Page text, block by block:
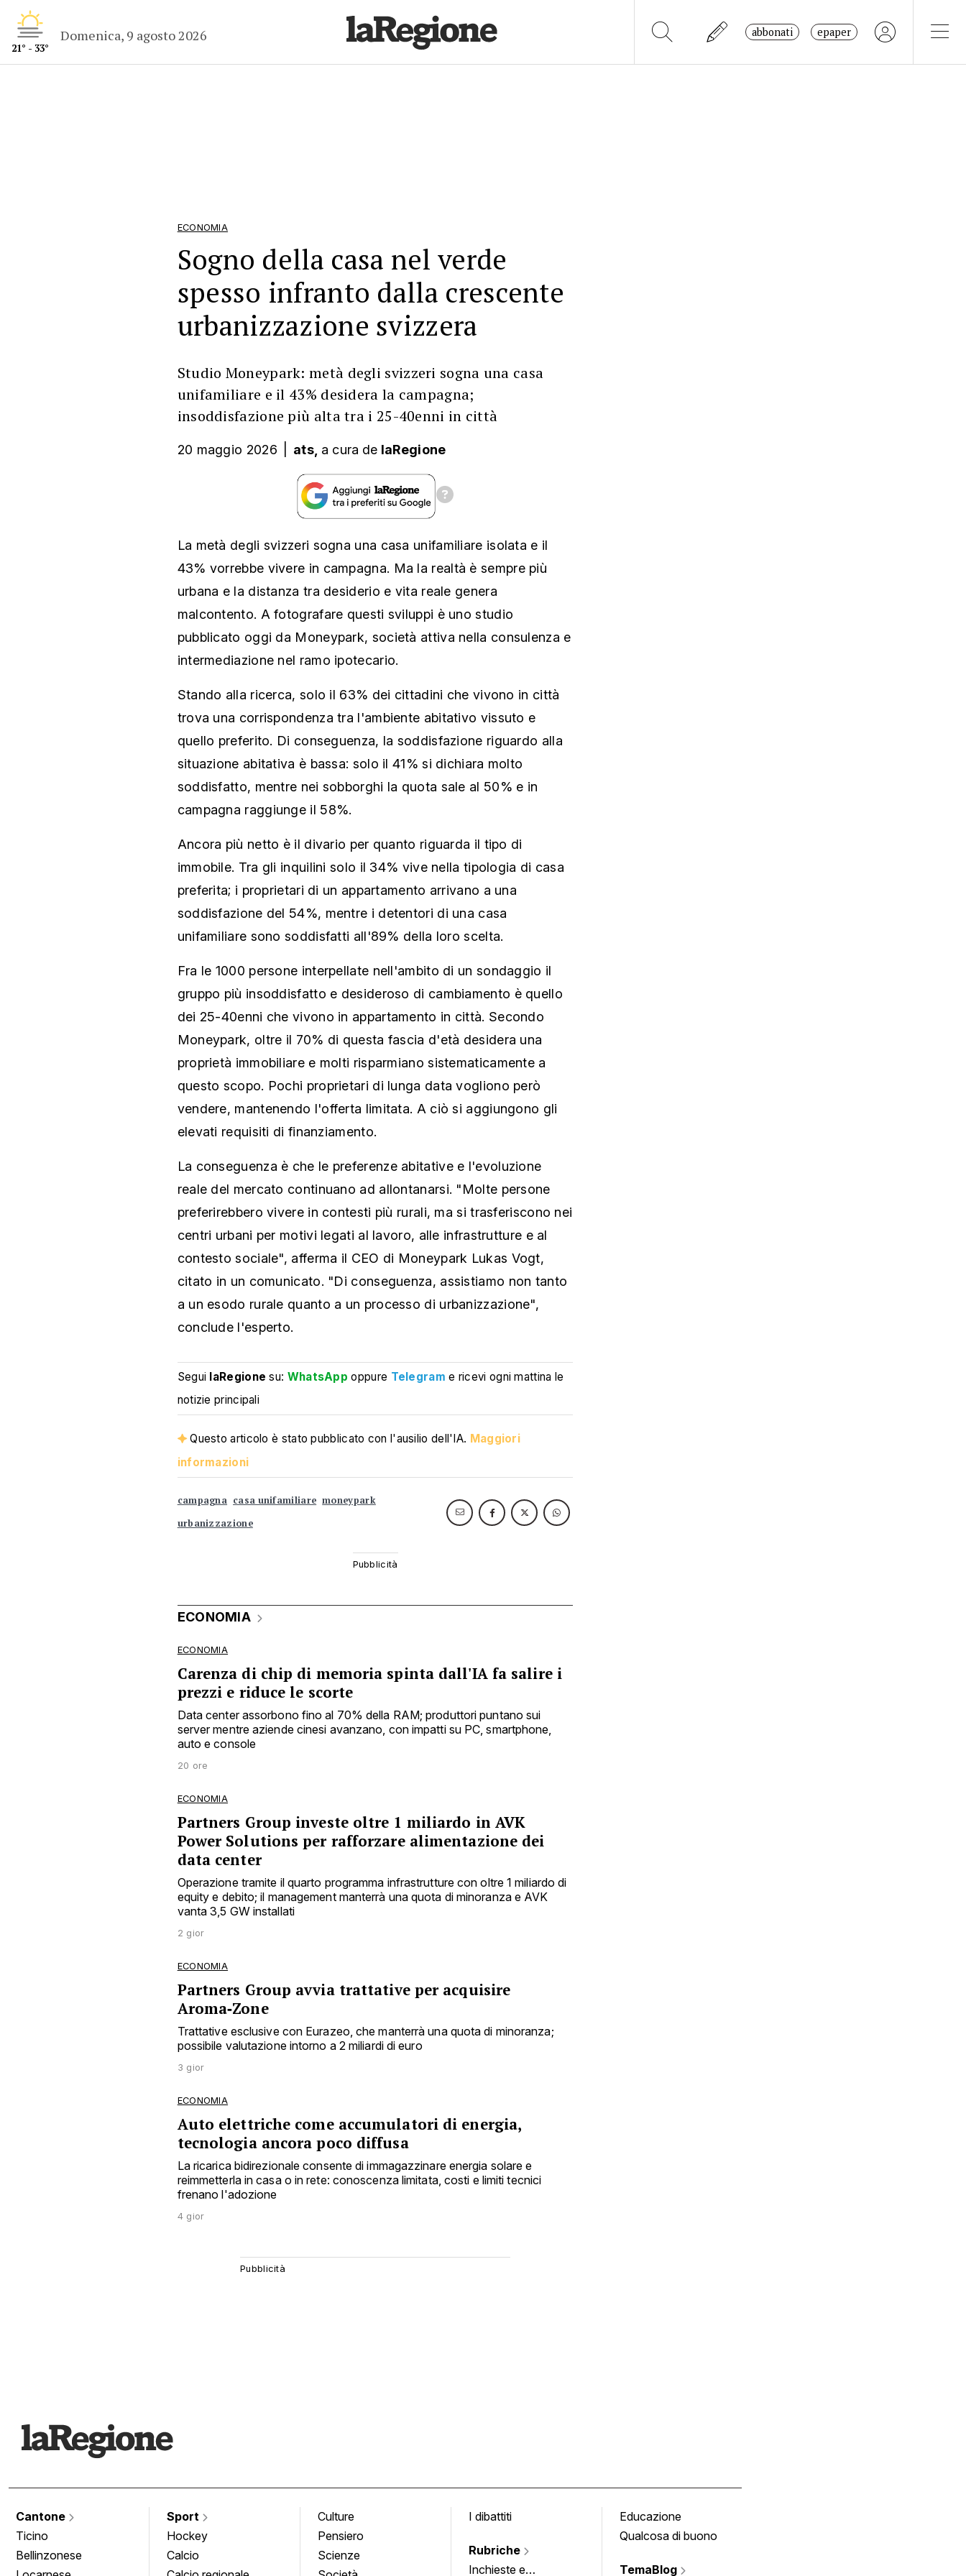
21° - 33°
Domenica, 9 agosto 2026 abbonati epaper
ECONOMIA
Sogno della casa nel verde
spesso infranto dalla crescente
urbanizzazione svizzera
Studio Moneypark: metà degli svizzeri sogna una casa
unifamiliare e il 43% desidera la campagna;
insoddisfazione più alta tra i 25-40enni in città
20 maggio 2026 | ats, a cura de laRegione
La metà degli svizzeri sogna una casa unifamiliare isolata e il
43% vorrebbe vivere in campagna. Ma la realtà è sempre più
urbana e la distanza tra desiderio e vita reale genera
malcontento. A fotografare questi sviluppi è uno studio
pubblicato oggi da Moneypark, società attiva nella consulenza e
intermediazione nel ramo ipotecario.
Stando alla ricerca, solo il 63% dei cittadini che vivono in città
trova una corrispondenza tra l'ambiente abitativo vissuto e
quello preferito. Di conseguenza, la soddisfazione riguardo alla
situazione abitativa è bassa: solo il 41% si dichiara molto
soddisfatto, mentre nei sobborghi la quota sale al 50% e in
campagna raggiunge il 58%.
Ancora più netto è il divario per quanto riguarda il tipo di
immobile. Tra gli inquilini solo il 34% vive nella tipologia di casa
preferita; i proprietari di un appartamento arrivano a una
soddisfazione del 54%, mentre i detentori di una casa
unifamiliare sono soddisfatti all'89% della loro scelta.
Fra le 1000 persone interpellate nell'ambito di un sondaggio il
gruppo più insoddisfatto e desideroso di cambiamento è quello
dei 25-40enni che vivono in appartamento in città. Secondo
Moneypark, oltre il 70% di questa fascia d'età desidera una
proprietà immobiliare e molti risparmiano sistematicamente a
questo scopo. Pochi proprietari di lunga data vogliono però
vendere, mantenendo l'offerta limitata. A ciò si aggiungono gli
elevati requisiti di finanziamento.
La conseguenza è che le preferenze abitative e l'evoluzione
reale del mercato continuano ad allontanarsi. "Molte persone
preferirebbero vivere in contesti più rurali, ma si trasferiscono nei
centri urbani per motivi legati al lavoro, alle infrastrutture e al
contesto sociale", afferma il CEO di Moneypark Lukas Vogt,
citato in un comunicato. "Di conseguenza, assistiamo non tanto
a un esodo rurale quanto a un processo di urbanizzazione",
conclude l'esperto.
Segui laRegione su: WhatsApp oppure Telegram e ricevi ogni mattina le
notizie principali
Questo articolo è stato pubblicato con l'ausilio dell'IA. Maggiori
informazioni
campagna casa unifamiliare moneypark
urbanizzazione
ECONOMIA
ECONOMIA
Carenza di chip di memoria spinta dall'IA fa salire i
prezzi e riduce le scorte
Data center assorbono fino al 70% della RAM; produttori puntano sui
server mentre aziende cinesi avanzano, con impatti su PC, smartphone,
auto e console
20 ore
ECONOMIA
Partners Group investe oltre 1 miliardo in AVK
Power Solutions per rafforzare alimentazione dei
data center
Operazione tramite il quarto programma infrastrutture con oltre 1 miliardo di
equity e debito; il management manterrà una quota di minoranza e AVK
vanta 3,5 GW installati
2 gior
ECONOMIA
Partners Group avvia trattative per acquisire
Aroma‑Zone
Trattative esclusive con Eurazeo, che manterrà una quota di minoranza;
possibile valutazione intorno a 2 miliardi di euro
3 gior
ECONOMIA
Auto elettriche come accumulatori di energia,
tecnologia ancora poco diffusa
La ricarica bidirezionale consente di immagazzinare energia solare e
reimmetterla in casa o in rete: conoscenza limitata, costi e limiti tecnici
frenano l'adozione
4 gior
Cantone
Ticino
Bellinzonese
Locarnese
Sport
Hockey
Calcio
Calcio regionale
Culture
Pensiero
Scienze
Società
I dibattiti
Rubriche
Inchieste e
Educazione
Qualcosa di buono
TemaBlog